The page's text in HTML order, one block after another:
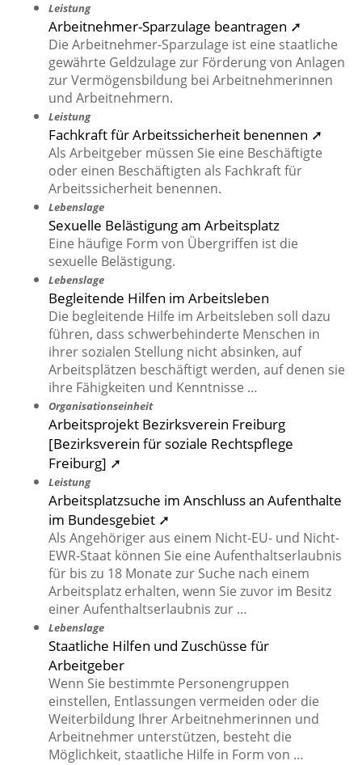
Leistung
Arbeitnehmer-Sparzulage beantragen ➚
Die Arbeitnehmer-Sparzulage ist eine staatliche
gewährte Geldzulage zur Förderung von Anlagen
zur Vermögensbildung bei Arbeitnehmerinnen
und Arbeitnehmern.
Leistung
Fachkraft für Arbeitssicherheit benennen ➚
Als Arbeitgeber müssen Sie eine Beschäftigte
oder einen Beschäftigten als Fachkraft für
Arbeitssicherheit benennen.
Lebenslage
Sexuelle Belästigung am Arbeitsplatz
Eine häufige Form von Übergriffen ist die
sexuelle Belästigung.
Lebenslage
Begleitende Hilfen im Arbeitsleben
Die begleitende Hilfe im Arbeitsleben soll dazu
führen, dass schwerbehinderte Menschen in
ihrer sozialen Stellung nicht absinken, auf
Arbeitsplätzen beschäftigt werden, auf denen sie
ihre Fähigkeiten und Kenntnisse …
Organisationseinheit
Arbeitsprojekt Bezirksverein Freiburg
[Bezirksverein für soziale Rechtspflege
Freiburg] ➚
Leistung
Arbeitsplatzsuche im Anschluss an Aufenthalte
im Bundesgebiet ➚
Als Angehöriger aus einem Nicht-EU- und Nicht-
EWR-Staat können Sie eine Aufenthaltserlaubnis
für bis zu 18 Monate zur Suche nach einem
Arbeitsplatz erhalten, wenn Sie zuvor im Besitz
einer Aufenthaltserlaubnis zur …
Lebenslage
Staatliche Hilfen und Zuschüsse für
Arbeitgeber
Wenn Sie bestimmte Personengruppen
einstellen, Entlassungen vermeiden oder die
Weiterbildung Ihrer Arbeitnehmerinnen und
Arbeitnehmer unterstützen, besteht die
Möglichkeit, staatliche Hilfe in Form von …